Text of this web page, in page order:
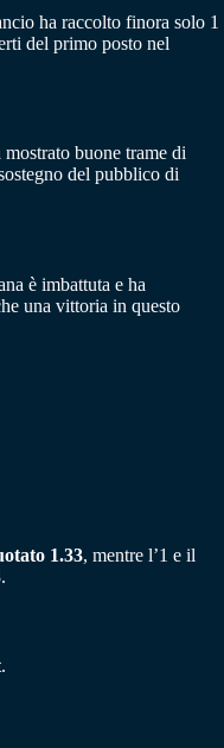
ha raccolto finora solo 1
del primo posto nel
mostrato buone trame di
del pubblico di
è imbattuta e ha
una vittoria in questo
1.33, mentre l’1 e il
.